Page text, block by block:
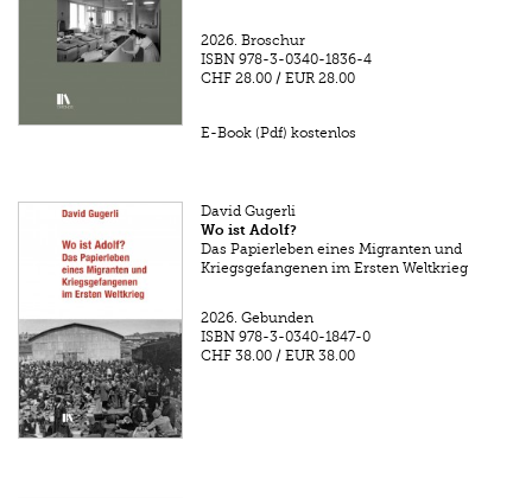
2026. Broschur
ISBN 978-3-0340-1836-4
CHF 28.00 /EUR 28.00
E-Book (Pdf) kostenlos
David Gugerli
Wo ist Adolf?
Das Papierleben eines Migranten und
Kriegsgefangenen im Ersten Weltkrieg
2026. Gebunden
ISBN 978-3-0340-1847-0
CHF 38.00 /EUR 38.00